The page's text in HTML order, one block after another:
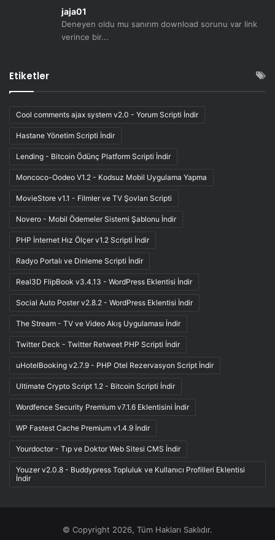
jaja01
Deneyen oldu mu sanırım download sorunu var link
verince bir...
Etiketler
Cool comments ajax system v2.0 - Yorum Scripti İndir
Hastane Yönetim Scripti İndir
Lending - Bitcoin Ödünç Platform Scripti İndir
Moncoco-Oodeo V1.2 - Kodsuz Mobil Uygulama Yapma
MovieStore v1.1 - Filmler ve TV Şovları Scripti
Novero - Mobil Ödemeler Sistemi Şablonu İndir
PHP İnternet Hız Ölçer v1.2 Scripti İndir
Radyo Portalı ve Dinleme Scripti İndir
Real3D FlipBook v3.4.13 - WordPress Eklentisi İndir
Social Auto Poster v2.8.2 - WordPress Eklentisi İndir
The Stream - TV ve Video Akış Uygulaması İndir
Twitter Deck - Twitter Retweet PHP Scripti İndir
uHotelBooking v2.7.9 - PHP Otel Rezervasyon Script İndir
Ultimate Crypto Script 1.2 - Bitcoin Scripti İndir
Wordfence Security Premium v7.1.6 Eklentisini İndir
WP Fastest Cache Premium v1.4.9 İndir
Yourdoctor - Tıp ve Doktor Web Sitesi CMS İndir
Youzer v2.0.8 - Buddypress Topluluk ve Kullanıcı Profilleri Eklentisi
İndir
© Copyright 2026, Tüm Hakları Saklıdır.